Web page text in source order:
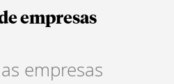
empresas